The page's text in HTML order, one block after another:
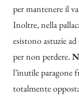
per mantenere il
Inoltre, nella
esistono astuzie
per non perdere.
l’inutile paragone
totalmente